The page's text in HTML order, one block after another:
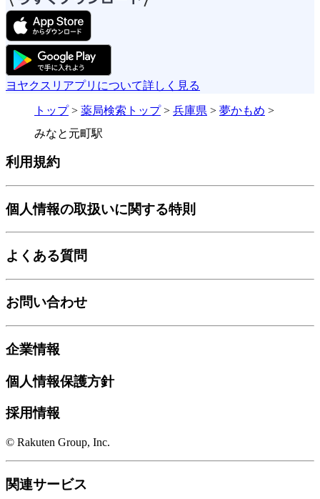
ヨヤクスリアプリについて詳しく見る
トップ> 薬局検索トップ> 兵庫県 > 夢かもめ >
みなと元町駅
利用規約
個人情報の取扱いに関する特則
よくある質問
お問い合わせ
企業情報
個人情報保護方針
採用情報
© Rakuten Group, Inc.
関連サービス